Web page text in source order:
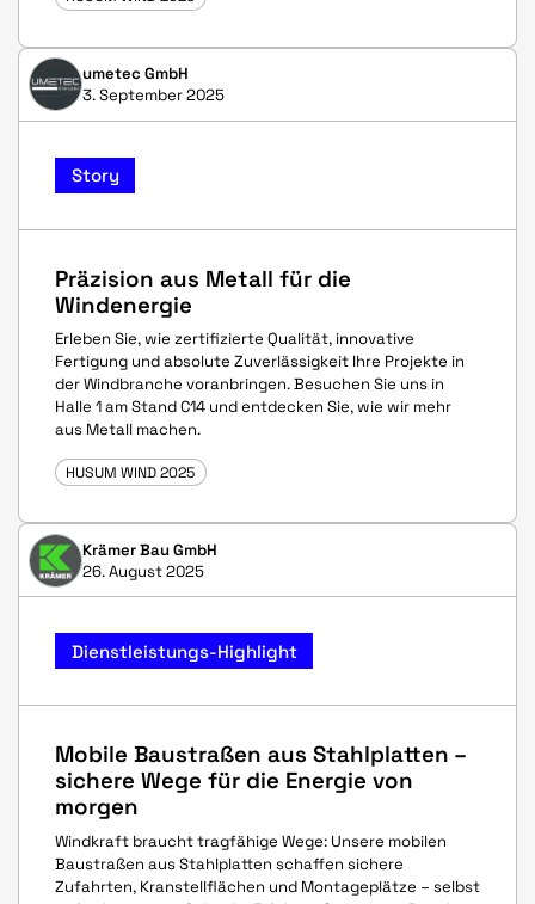
umetec GmbH
3. September 2025
Story
Präzision aus Metall für die
Windenergie
Erleben Sie, wie zertifizierte Qualität, innovative
Fertigung und absolute Zuverlässigkeit Ihre Projekte in
der Windbranche voranbringen. Besuchen Sie uns in
Halle 1 am Stand C14 und entdecken Sie, wie wir mehr
aus Metall machen.
HUSUM WIND 2025
Krämer Bau GmbH
26. August 2025
Dienstleistungs-Highlight
Mobile Baustraßen aus Stahlplatten –
sichere Wege für die Energie von
morgen
Windkraft braucht tragfähige Wege: Unsere mobilen
Baustraßen aus Stahlplatten schaffen sichere
Zufahrten, Kranstellflächen und Montageplätze – selbst